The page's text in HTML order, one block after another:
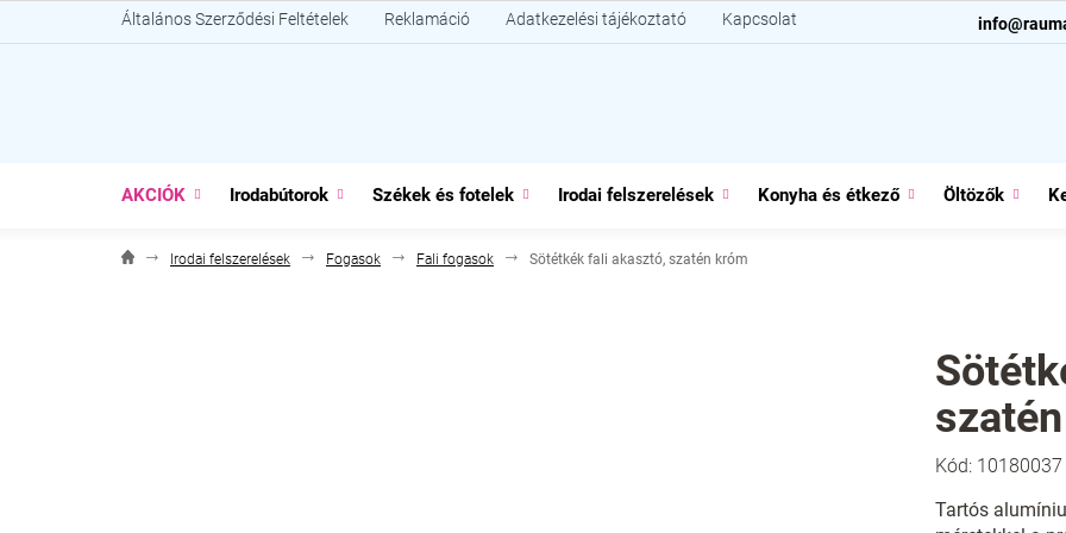
a
Általános Szerződési Feltételek Reklamáció Adatkezelési tájékoztató Kapcsolat
AKCIÓK Irodabútorok Székek és fotelek Irodai felszerelések Konyha és étkező Öltözők
Irodai felszerelések Fogasok Fali fogasok Sötétkék fali akasztó, szatén króm
Kód: 10180037
Tartós